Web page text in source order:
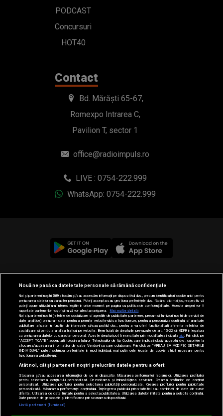
PODCAST
Concursuri
HOT40
Contact
Bd. Mărăști 65-67,
Romexpo Intrarea C,
Pavilion T, sector 1
office@radioimpuls.ro
LIVE : 0754-222.999
WhatsApp: 0754-222.999
© 2019-2026 DOGAN MEDIA INTERNATIONAL SA, Toate
drepturile rezervate.
Nouă ne pasă ca datele tale personale să rămână confidențiale
Noi și partenerii noștri589stocăm și/sau accesăm informații pe dispozitivul dvs., precum identificatorii cookie unici pentru
prelucrarea datelor cu caracter personal. Puteți accepta sau gestiona preferințele dvs. făcând clic mai jos, respectiv vă
puteți opune utilizării unui interes legitim în orice moment pe pagina cu politica de confidențialitate. Aceste alegeri vor fi
raportate partenerilor noștri și nu vă vor afecta navigarea.
Mai multe detalii
Noi si partenerii nostri (retelele de socializare si agentiile de publicitate partenere, precum si furnizorii nostri de servicii de
date analitice) prelucram date pentru a permite website-ului sa functioneze, pentru a personaliza continutul si anunturile
publicitare afisate in functie de interesele si/sau profilul dvs., pentru a va oferi functionalitati aferente retelelor de
socializare si pentru a analiza traficul pe website. Beneficiati de drepturile prevazute de art. 15-22 din GDPR in legatura
cu prelucrarea datelor cu caracter personal. Aceste drepturi pot fi exercitate prin modalitatea indicataaici . Prin click pe
“ACCEPT TOATE”, acceptati folosirea tuturor Tehnologiilor de tip Cookie, care implica inclusiv acceptul dvs. cu privire la
stocarea/accesarea informatiilor de catre Vendor-ii cu care colaboram. Prin click pe “VREAU SA MODIFIC SETARILE
INDIVIDUAL” puteti schimba preferintele in mod individual, mai putin cele legate de cookie strict necesare pentru
functionarea website-ului.
Atât noi, cât și partenerii noștri prelucrăm datele pentru a oferi:
Stocarea și/sau accesarea informațiilor de pe un dispozitiv. Măsurarea performanței reclamelor. Utilizarea profilurilor
pentru selectarea conținutului personalizat. Dezvoltarea și îmbunătățirea serviciilor. Crearea profilurilor de conținut
personalizat. Utilizarea profilurilor pentru selectarea publicității personalizate. Crearea profilurilor pentru publicitate
personalizată. Măsurarea performanței conținutului. Înțelegerea publicului prin statistici sau combinații de date din surse
diferite. Utilizarea de date limitate pentru a selecta publicitatea. Utilizarea datelor limitate pentru a selecta conținutul.
Date precise de geolocație și identificarea prin scanarea dispozitivului.
Listă parteneri (furnizori)